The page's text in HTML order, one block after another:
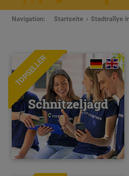
Navigation: Startseite Stadtrallye
TOPSELLER
Schnitzeljagd